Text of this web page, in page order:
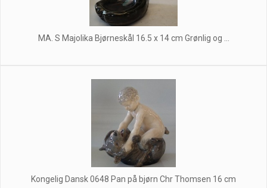
MA. S Majolika Bjørneskål 16.5 x 14 cm Grønlig og ...
Kongelig Dansk 0648 Pan på bjørn Chr Thomsen 16 cm